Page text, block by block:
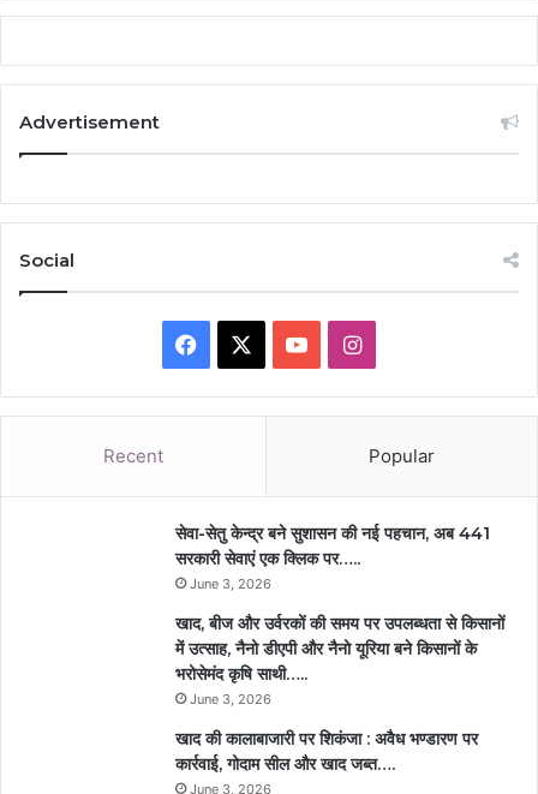
Advertisement
Social
Facebook YouTubeInstagram
Recent Popular
सेवा-सेतु केन्द्र बने सुशासन की नई पहचान, अब 441
सरकारी सेवाएं एक क्लिक पर…..
June 3, 2026
खाद, बीज और उर्वरकों की समय पर उपलब्धता से किसानों
में उत्साह, नैनो डीएपी और नैनो यूरिया बने किसानों के
भरोसेमंद कृषि साथी…..
June 3, 2026
खाद की कालाबाजारी पर शिकंजा : अवैध भण्डारण पर
कार्रवाई, गोदाम सील और खाद जब्त….
June 3, 2026